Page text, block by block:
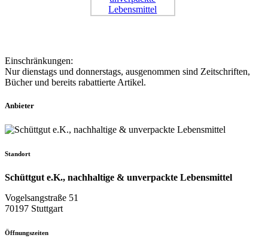
Einschränkungen:
Nur dienstags und donnerstags, ausgenommen sind Zeitschriften,
Bücher und bereits rabattierte Artikel.
Anbieter
Standort
Schüttgut e.K., nachhaltige & unverpackte Lebensmittel
Vogelsangstraße 51
70197 Stuttgart
Öffnungszeiten